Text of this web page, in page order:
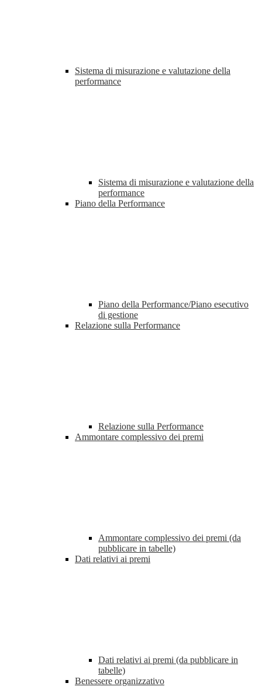
Sistema di misurazione e valutazione della
performance
Sistema di misurazione e valutazione della
performance
Piano della Performance
Piano della Performance/Piano esecutivo
di gestione
Relazione sulla Performance
Relazione sulla Performance
Ammontare complessivo dei premi
Ammontare complessivo dei premi (da
pubblicare in tabelle)
Dati relativi ai premi
Dati relativi ai premi (da pubblicare in
tabelle)
Benessere organizzativo